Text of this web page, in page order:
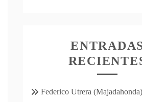
Federico Utrera